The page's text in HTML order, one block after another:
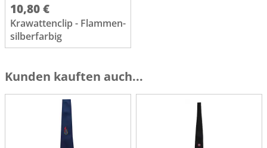
10,80 €
Krawattenclip - Flammen-
silberfarbig
Kunden kauften auch...